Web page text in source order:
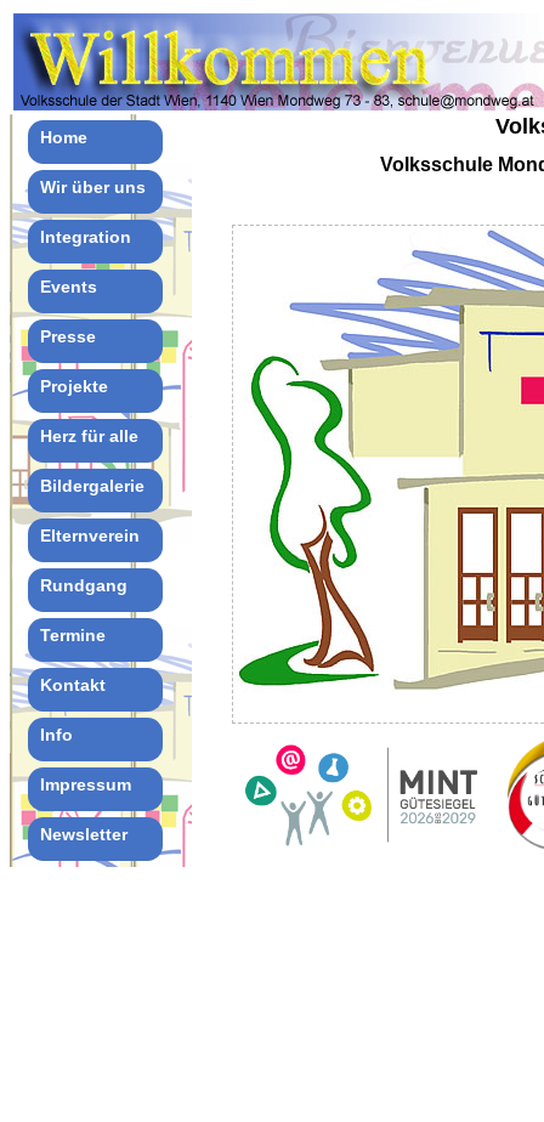
Home
Wir über uns
Integration
Events
Presse
Projekte
Herz für alle
Bildergalerie
Elternverein
Rundgang
Termine
Kontakt
Info
Impressum
Newsletter
Volksschule